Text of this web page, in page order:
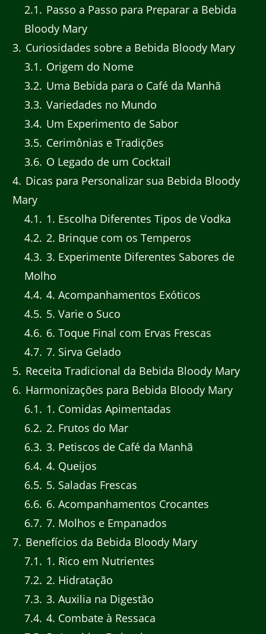
2.1
Passo a Passo para Preparar a Bebida
Bloody Mary
3 Curiosidades sobre a Bebida Bloody Mary
3.1
Origem do Nome
3.2 Uma Bebida para o Café da Manhã
3.3 Variedades no Mundo
3.4 Um Experimento de Sabor
3.5 Cerimônias e Tradições
3.6 O Legado de um Cocktail
4 Dicas para Personalizar sua Bebida Bloody
Mary
4.1
1. Escolha Diferentes Tipos de Vodka
4.2 2. Brinque com os Temperos
4.3 3. Experimente Diferentes Sabores de
Molho
4.4 4. Acompanhamentos Exóticos
4.5 5. Varie o Suco
4.6 6. Toque Final com Ervas Frescas
4.7 7. Sirva Gelado
5 Receita Tradicional da Bebida Bloody Mary
6 Harmonizações para Bebida Bloody Mary
6.1
1. Comidas Apimentadas
6.2 2. Frutos do Mar
6.3 3. Petiscos de Café da Manhã
6.4 4. Queijos
6.5 5. Saladas Frescas
6.6 6. Acompanhamentos Crocantes
6.7 7. Molhos e Empanados
7 Benefícios da Bebida Bloody Mary
7.1
1. Rico em Nutrientes
7.2 2. Hidratação
7.3 3. Auxilia na Digestão
7.4 4. Combate à Ressaca